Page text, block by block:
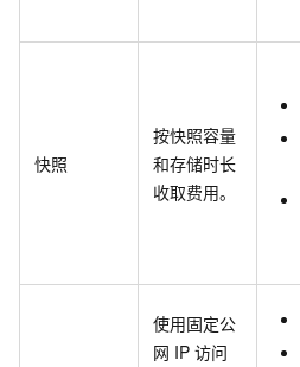
快照
按快照容量
和存储时长
收取费用。
使用固定公
网 IP 访问